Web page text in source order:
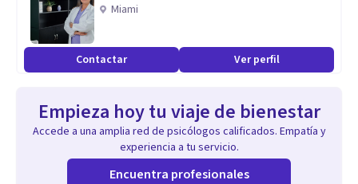
Miami
Contactar Ver perfil
Empieza hoy tu viaje de bienestar
Accede a una amplia red de psicólogos calificados. Empatía y
experiencia a tu servicio.
Encuentra profesionales